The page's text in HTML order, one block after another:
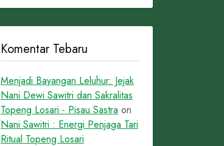
Komentar Tebaru
Menjadi Bayangan Leluhur: Jejak
Nani Dewi Sawitri dan Sakralitas
Topeng Losari - Pisau Sastra on
Nani Sawitri : Energi Penjaga Tari
Ritual Topeng Losari